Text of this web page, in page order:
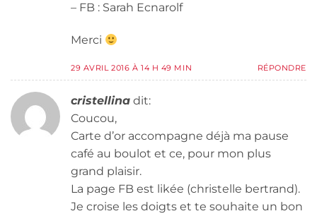
– FB : Sarah Ecnarolf
Merci
29 AVRIL 2016 À 14 H 49 MIN RÉPONDRE
cristellina dit:
Coucou,
Carte d’or accompagne déjà ma pause
café au boulot et ce, pour mon plus
grand plaisir.
La page FB est likée (christelle bertrand).
Je croise les doigts et te souhaite un bon